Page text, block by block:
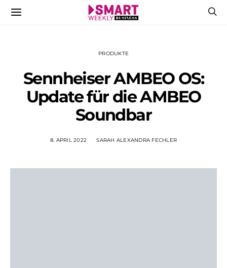
PRODUKTE
Sennheiser AMBEO OS:
Update für die AMBEO
Soundbar
8. APRIL 2022 SARAH ALEXANDRA FECHLER